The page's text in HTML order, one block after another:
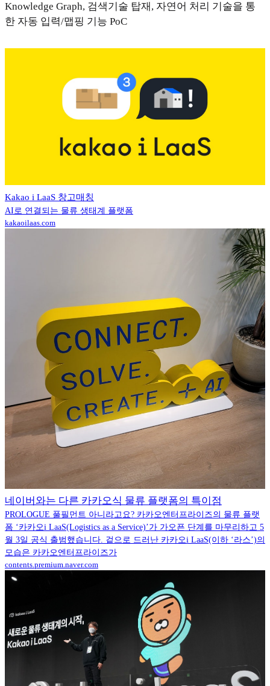
Knowledge Graph, 검색기술 탑재, 자연어 처리 기술을 통
한 자동 입력/맵핑 기능 PoC
Kakao i LaaS 창고매칭
AI로 연결되는 물류 생태계 플랫폼
kakaoilaas.com
네이버와는 다른 카카오식 물류 플랫폼의 특이점
PROLOGUE 풀필먼트 아니라고요? 카카오엔터프라이즈의 물류 플랫
폼 ‘카카오i LaaS(Logistics as a Service)’가 가오픈 단계를 마무리하고 5
월 3일 공식 출범했습니다. 겉으로 드러난 카카오i LaaS(이하 ‘라스’)의
모습은 카카오엔터프라이즈가
contents.premium.naver.com